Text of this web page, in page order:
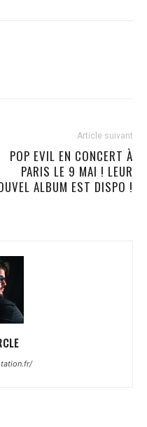
Article suivant
POP EVIL EN CONCERT À
PARIS LE 9 MAI ! LEUR
ALBUM EST DISPO !